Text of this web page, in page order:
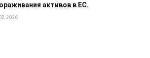
активов в ЕС.